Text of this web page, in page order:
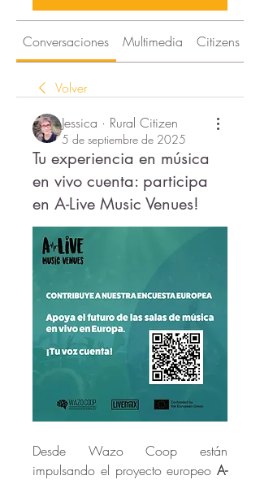
Conversaciones Multimedia Citizens
Volver
Jessica · Rural Citizen
5 de septiembre de 2025
Tu experiencia en música
en vivo cuenta: participa
en A-Live Music Venues!
Desde Wazo Coop están
impulsando el proyecto europeo A-